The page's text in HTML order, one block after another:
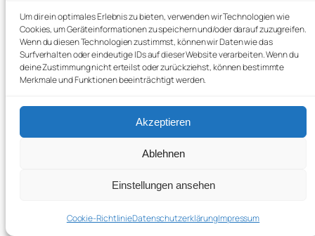
Um dir ein optimales Erlebnis zu bieten, verwenden wir Technologien wie
Cookies, um Geräteinformationen zu speichern und/oder darauf zuzugreifen.
Wenn du diesen Technologien zustimmst, können wir Daten wie das
Surfverhalten oder eindeutige IDs auf dieser Website verarbeiten. Wenn du
deine Zustimmung nicht erteilst oder zurückziehst, können bestimmte
Merkmale und Funktionen beeinträchtigt werden.
Akzeptieren
Ablehnen
Einstellungen ansehen
Cookie-RichtlinieDatenschutzerklärungImpressum
16. Deistertag – Mit Kind und
Kegel ab in den Deister!